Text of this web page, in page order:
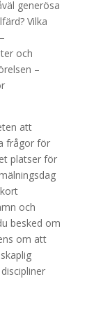
generösa
Vilka
och
–
att
frågor för
platser för
och
besked om
om att